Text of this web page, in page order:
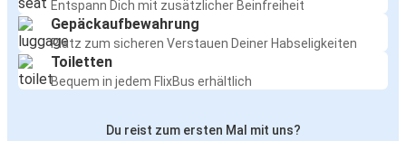
Entspann Dich mit zusätzlicher Beinfreiheit
Gepäckaufbewahrung
Platz zum sicheren Verstauen Deiner Habseligkeiten
Toiletten
Bequem in jedem FlixBus erhältlich
Du reist zum ersten Mal mit uns?